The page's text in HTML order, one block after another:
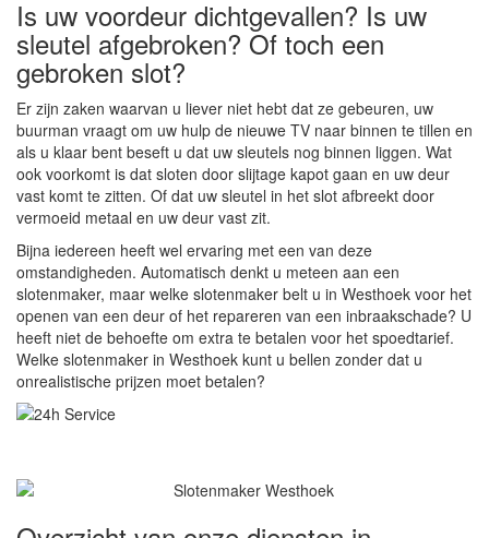
Is uw voordeur dichtgevallen? Is uw
sleutel afgebroken? Of toch een
gebroken slot?
Er zijn zaken waarvan u liever niet hebt dat ze gebeuren, uw
buurman vraagt om uw hulp de nieuwe TV naar binnen te tillen en
als u klaar bent beseft u dat uw sleutels nog binnen liggen. Wat
ook voorkomt is dat sloten door slijtage kapot gaan en uw deur
vast komt te zitten. Of dat uw sleutel in het slot afbreekt door
vermoeid metaal en uw deur vast zit.
Bijna iedereen heeft wel ervaring met een van deze
omstandigheden. Automatisch denkt u meteen aan een
slotenmaker, maar welke slotenmaker belt u in Westhoek voor het
openen van een deur of het repareren van een inbraakschade? U
heeft niet de behoefte om extra te betalen voor het spoedtarief.
Welke slotenmaker in Westhoek kunt u bellen zonder dat u
onrealistische prijzen moet betalen?